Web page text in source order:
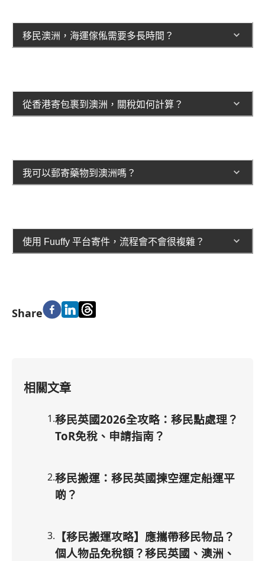
移民澳洲，海運傢俬需要多長時間？
從香港寄包裹到澳洲，關稅如何計算？
我可以郵寄藥物到澳洲嗎？
使用 Fuuffy 平台寄件，流程會不會很複雜？
Share
相關文章
1.移民英國2026全攻略：移民點處理？
ToR免稅、申請指南？
2.移民搬運：移民英國揀空運定船運平
啲？
3. 【移民搬運攻略】應攜帶移民物品？
個人物品免稅額？移民英國、澳洲、